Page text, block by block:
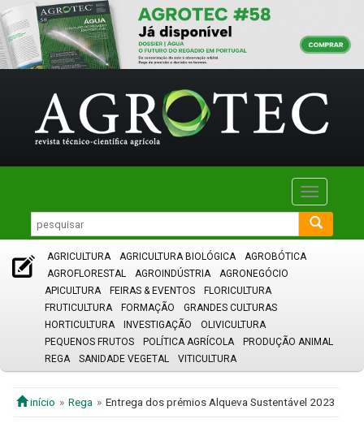
Toggle
AGRICULTURA AGRICULTURA BIOLÓGICA
AGROBÓTICA
AGROFLORESTAL
AGROINDÚSTRIA
AGRONEGÓCIO
APICULTURA
FEIRAS & EVENTOS
FLORICULTURA
FRUTICULTURA
FORMAÇÃO
GRANDES CULTURAS
HORTICULTURA
INVESTIGAÇÃO
OLIVICULTURA
PEQUENOS FRUTOS
POLÍTICA AGRÍCOLA
PRODUÇÃO ANIMAL
REGA
SANIDADE VEGETAL VITICULTURA
início Rega Entrega dos prémios Alqueva Sustentável 2023